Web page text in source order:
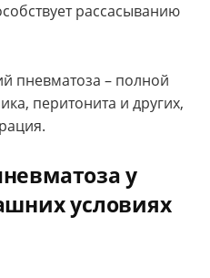
рассасыванию
пневматоза – полной
перитонита и других,
у
условиях